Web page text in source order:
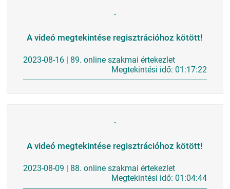
A videó megtekintése regisztrációhoz kötött!
2023-08-16 | 89. online szakmai értekezlet
Megtekintési idő: 01:17:22
A videó megtekintése regisztrációhoz kötött!
2023-08-09 | 88. online szakmai értekezlet
Megtekintési idő: 01:04:44